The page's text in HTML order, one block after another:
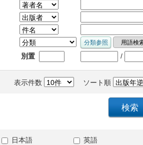
別置 /
表示件数 ソート順
日本語
英語